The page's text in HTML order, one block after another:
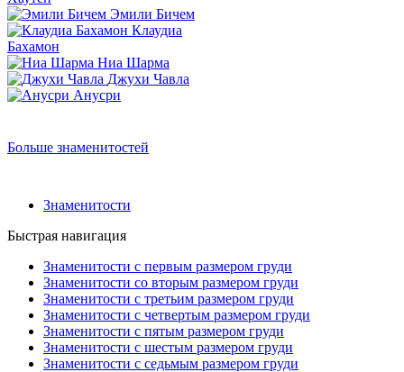
Эмили Бичем
Клаудиа
Бахамон
Ниа Шарма
Джухи Чавла
Анусри
Больше знаменитостей
Знаменитости
Быстрая навигация
Знаменитости с первым размером груди
Знаменитости со вторым размером груди
Знаменитости с третьим размером груди
Знаменитости с четвертым размером груди
Знаменитости с пятым размером груди
Знаменитости с шестым размером груди
Знаменитости с седьмым размером груди